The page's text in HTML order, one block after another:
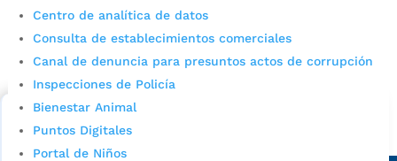
Centro de analítica de datos
Consulta de establecimientos comerciales
Canal de denuncia para presuntos actos de corrupción
Inspecciones de Policía
Bienestar Animal
Puntos Digitales
Portal de Niños
Cupos Escolares Bucaramanga 2022
Consulta aqui los pasos para inscribirse y solicitar un
cupo escolar en los colegios oficiales de
Bucaramanga.
Alcaldía de Bucaramanga